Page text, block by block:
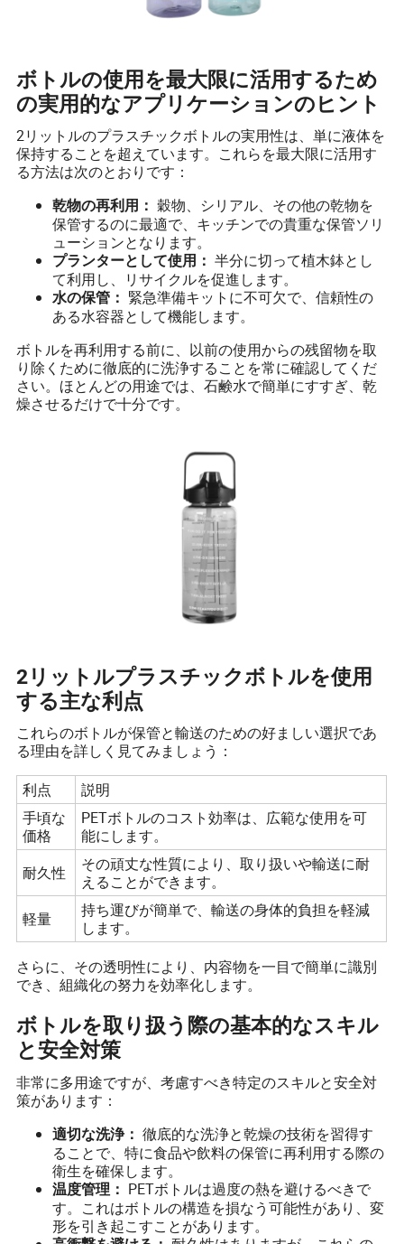
ボトルの使用を最大限に活用するため
の実用的なアプリケーションのヒント
2リットルのプラスチックボトルの実用性は、単に液体を
保持することを超えています。これらを最大限に活用す
る方法は次のとおりです：
乾物の再利用： 穀物、シリアル、その他の乾物を
保管するのに最適で、キッチンでの貴重な保管ソリ
ューションとなります。
プランターとして使用： 半分に切って植木鉢とし
て利用し、リサイクルを促進します。
水の保管： 緊急準備キットに不可欠で、信頼性の
ある水容器として機能します。
ボトルを再利用する前に、以前の使用からの残留物を取
り除くために徹底的に洗浄することを常に確認してくだ
さい。ほとんどの用途では、石鹸水で簡単にすすぎ、乾
燥させるだけで十分です。
2リットルプラスチックボトルを使用
する主な利点
これらのボトルが保管と輸送のための好ましい選択であ
る理由を詳しく見てみましょう：
利点
説明
手頃な
価格
PETボトルのコスト効率は、広範な使用を可
能にします。
耐久性
その頑丈な性質により、取り扱いや輸送に耐
えることができます。
軽量
持ち運びが簡単で、輸送の身体的負担を軽減
します。
さらに、その透明性により、内容物を一目で簡単に識別
でき、組織化の努力を効率化します。
ボトルを取り扱う際の基本的なスキル
と安全対策
非常に多用途ですが、考慮すべき特定のスキルと安全対
策があります：
適切な洗浄： 徹底的な洗浄と乾燥の技術を習得す
ることで、特に食品や飲料の保管に再利用する際の
衛生を確保します。
温度管理： PETボトルは過度の熱を避けるべきで
す。これはボトルの構造を損なう可能性があり、変
形を引き起こすことがあります。